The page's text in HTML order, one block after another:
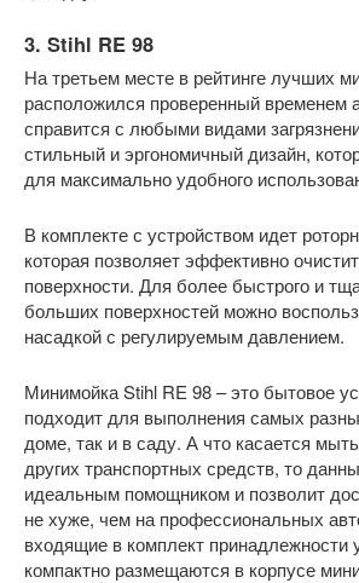
3. Stihl RE 98
На третьем месте в рейтинге лучших
расположился проверенный временем
справится с любыми видами
стильный и эргономичный дизайн,
для максимально удобного
В комплекте с устройством идет
которая позволяет эффективно
поверхности. Для более быстрого и
больших поверхностей можно
насадкой с регулируемым давлением.
Минимойка Stihl RE 98 – это бытовое
подходит для выполнения самых
доме, так и в саду. А что касается
других транспортных средств, то
идеальным помощником и позволит
не хуже, чем на профессиональных
входящие в комплект принадлежности
компактно размещаются в корпусе